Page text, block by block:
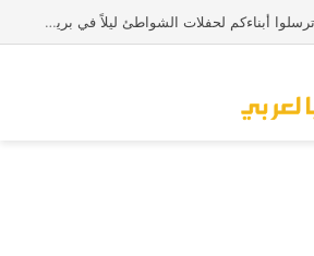
صحيفة “الميرور”: لا ترسلوا أبناءكم لحفلات الشواطئ ليلاً في بريطانيا